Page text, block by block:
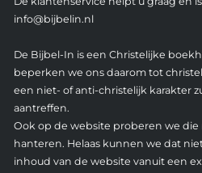
info@bijbelin.nl
De Bijbel-In is een Christelijke
beperken we ons daarom tot
een niet- of anti-christelijk karakter
aantreffen.
Ook op de website proberen we
hanteren. Helaas kunnen we dat
inhoud van de website vanuit een